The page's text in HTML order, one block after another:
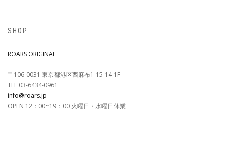
SHOP
ROARS ORIGINAL
〒106-0031 東京都港区西麻布1-15-14 1F
TEL 03-6434-0961
info@roars.jp
OPEN 12：00~19：00 火曜日・水曜日休業